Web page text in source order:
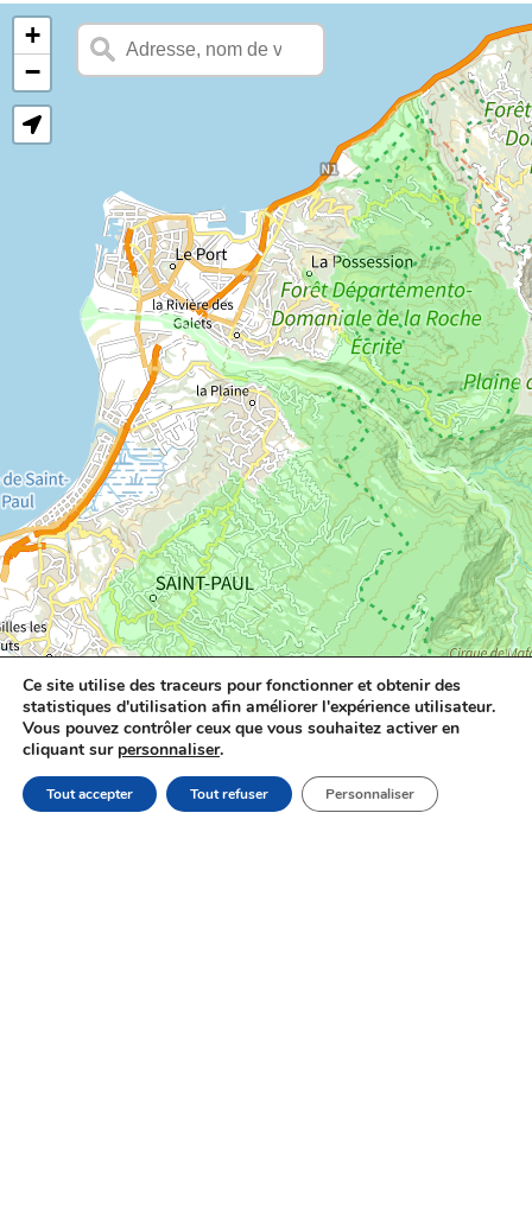
Ce site utilise des traceurs pour fonctionner et obtenir des
statistiques d'utilisation afin améliorer l'expérience utilisateur.
Vous pouvez contrôler ceux que vous souhaitez activer en
cliquant sur personnaliser.
Tout accepter Tout refuser Personnaliser